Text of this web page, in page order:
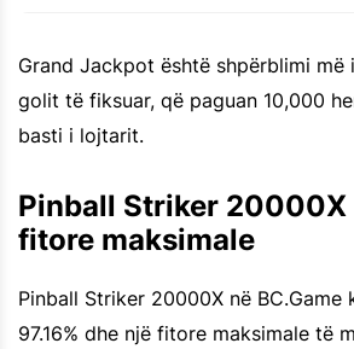
Grand Jackpot është shpërblimi më
golit të fiksuar, që paguan 10,000
basti i lojtarit.
Pinball Striker 20000X
fitore maksimale
Pinball Striker 20000X në BC.Game
97.16% dhe një fitore maksimale të